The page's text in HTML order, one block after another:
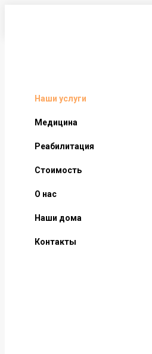
Наши услуги
Медицина
Реабилитация
Стоимость
О нас
Наши дома
Контакты